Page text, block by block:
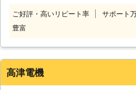
せく
ミー
の監
何も
の安
なら
ご好評・高いリピート率 サポート
豊富
高津電機